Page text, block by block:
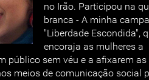
no Irão. Participou na
branca - A minha
"Liberdade Escondida",
encoraja as mulheres a
público sem véu e a afixarem
meios de comunicação social